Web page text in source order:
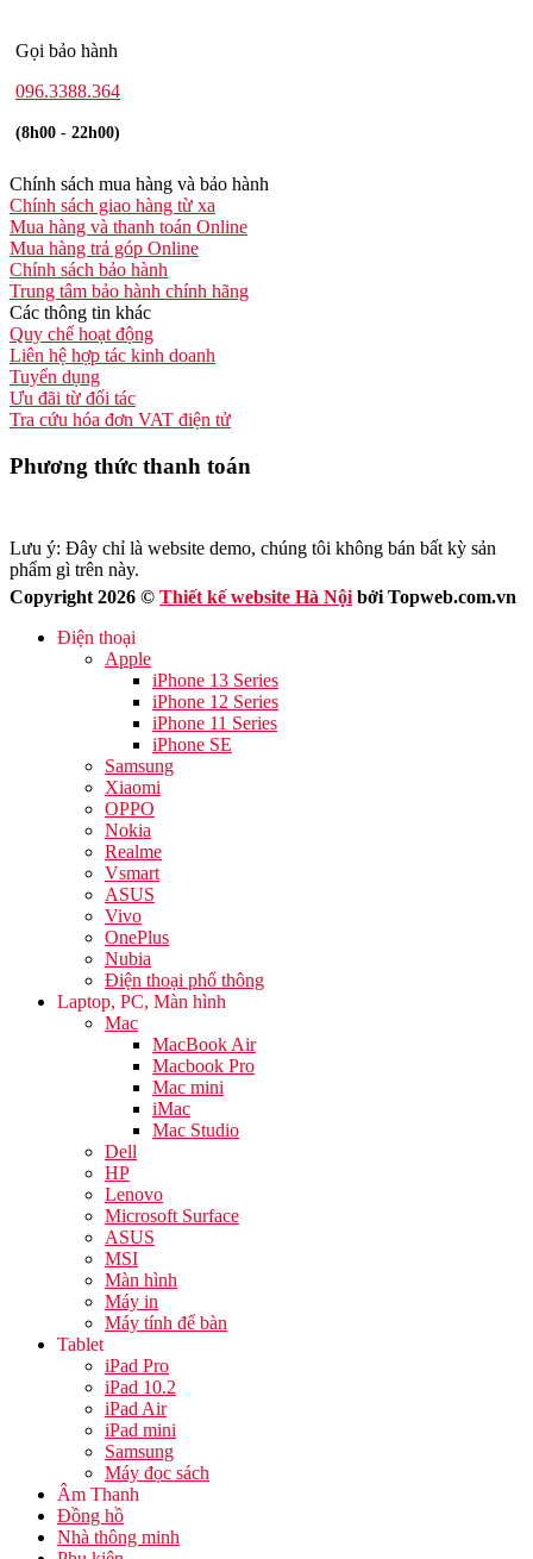
Gọi bảo hành
096.3388.364
(8h00 - 22h00)
Chính sách mua hàng và bảo hành
Chính sách giao hàng từ xa
Mua hàng và thanh toán Online
Mua hàng trả góp Online
Chính sách bảo hành
Trung tâm bảo hành chính hãng
Các thông tin khác
Quy chế hoạt động
Liên hệ hợp tác kinh doanh
Tuyển dụng
Ưu đãi từ đối tác
Tra cứu hóa đơn VAT điện tử
Phương thức thanh toán
Lưu ý: Đây chỉ là website demo, chúng tôi không bán bất kỳ sản
phẩm gì trên này.
Copyright 2026 © Thiết kế website Hà Nội bởi Topweb.com.vn
Điện thoại
Apple
iPhone 13 Series
iPhone 12 Series
iPhone 11 Series
iPhone SE
Samsung
Xiaomi
OPPO
Nokia
Realme
Vsmart
ASUS
Vivo
OnePlus
Nubia
Điện thoại phổ thông
Laptop, PC, Màn hình
Mac
MacBook Air
Macbook Pro
Mac mini
iMac
Mac Studio
Dell
HP
Lenovo
Microsoft Surface
ASUS
MSI
Màn hình
Máy in
Máy tính để bàn
Tablet
iPad Pro
iPad 10.2
iPad Air
iPad mini
Samsung
Máy đọc sách
Âm Thanh
Đồng hồ
Nhà thông minh